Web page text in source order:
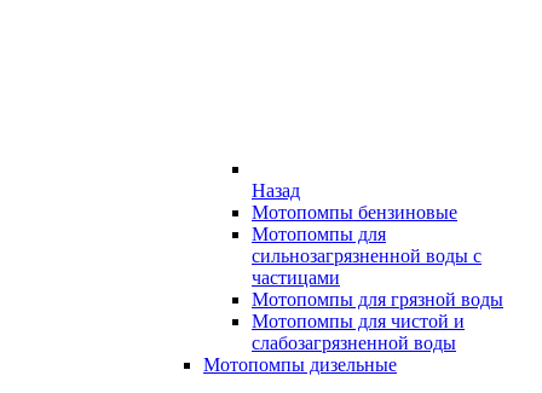
Назад
Мотопомпы бензиновые
Мотопомпы для
сильнозагрязненной воды с
частицами
Мотопомпы для грязной воды
Мотопомпы для чистой и
слабозагрязненной воды
Мотопомпы дизельные